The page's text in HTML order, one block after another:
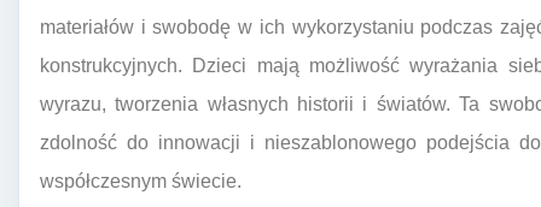
materiałów i swobodę w ich wykorzystaniu podczas
konstrukcyjnych. Dzieci mają możliwość wyrażania
wyrazu, tworzenia własnych historii i światów. Ta
zdolność do innowacji i nieszablonowego podejścia
współczesnym świecie.